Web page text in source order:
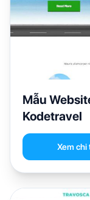
Mẫu
Kodetravel
Xem chi